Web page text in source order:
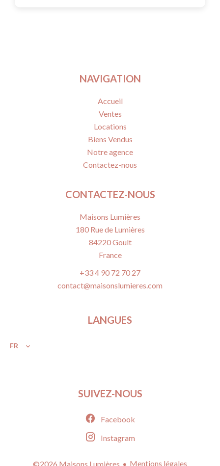
NAVIGATION
Accueil
Ventes
Locations
Biens Vendus
Notre agence
Contactez-nous
CONTACTEZ-NOUS
Maisons Lumières
180 Rue de Lumières
84220Goult
France
+33 4 90 72 70 27
contact@maisonslumieres.com
LANGUES
FR
SUIVEZ-NOUS
Facebook
Instagram
©2026 Maisons Lumières Mentions légales